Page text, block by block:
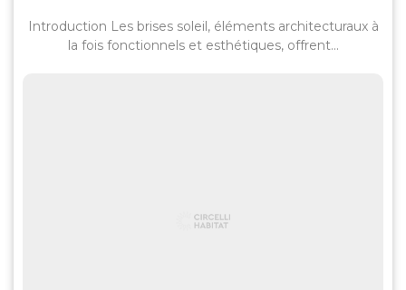
Introduction Les brises soleil, éléments architecturaux à
la fois fonctionnels et esthétiques, offrent...